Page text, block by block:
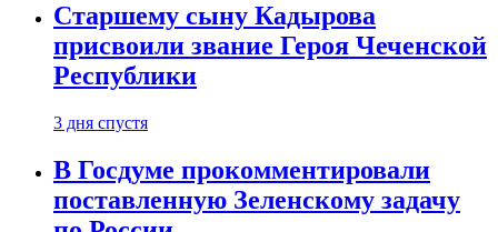
Старшему сыну Кадырова
присвоили звание Героя Чеченской
Республики
3 дня спустя
В Госдуме прокомментировали
поставленную Зеленскому задачу